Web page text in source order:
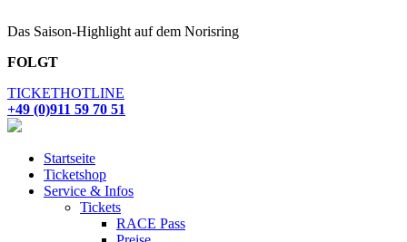
Das Saison-Highlight auf dem Norisring
FOLGT
TICKETHOTLINE
+49 (0)911 59 70 51
Startseite
Ticketshop
Service & Infos
Tickets
RACE Pass